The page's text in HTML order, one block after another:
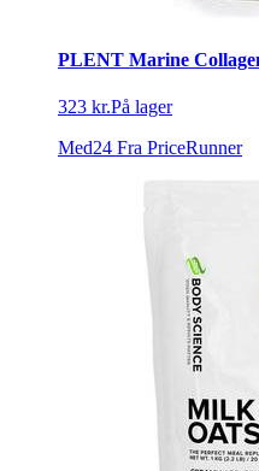
PLENT Marine
323 kr.På lager
Med24 Fra PriceRunner